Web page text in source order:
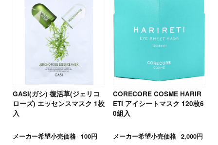
GASI(ガシ) 復活草(ジェリコ
ローズ) エッセンスマスク 1枚
入
メーカー希望小売価格 100円
CORECORE COSME HARIR
ETI アイシートマスク 120枚6
0組入
メーカー希望小売価格 2,000円